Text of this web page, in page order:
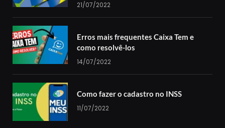
21/07/2022
Erros mais frequentes Caixa Tem e
como resolvê-los
14/07/2022
Como fazer o cadastro no INSS
11/07/2022